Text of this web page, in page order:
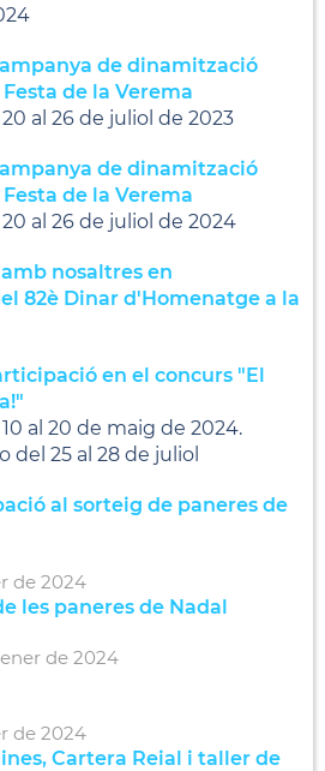
de dinamització
de la Verema
al 26 de juliol de 2023
de dinamització
de la Verema
al 26 de juliol de 2024
nosaltres en
82è Dinar d'Homenatge a la
en el concurs "El
al 20 de maig de 2024.
del 25 al 28 de juliol
al sorteig de paneres de
de 2024
les paneres de Nadal
de 2024
de 2024
Cartera Reial i taller de